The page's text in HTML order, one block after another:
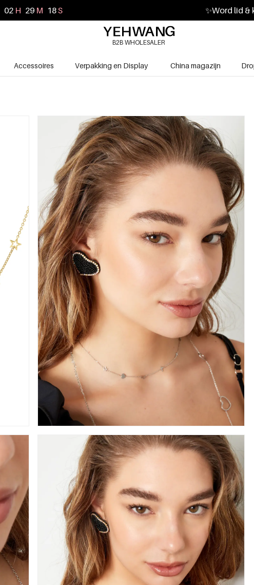
02 H 29 M 16S ✨Word lid &
B2B WHOLESALER
Accessoires Verpakking en Display China magazijn